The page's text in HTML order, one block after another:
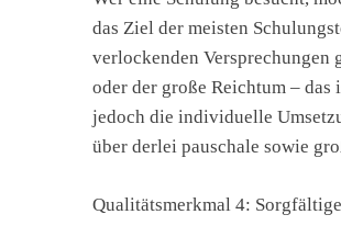
das Ziel der meisten
verlockenden Versprechungen
oder der große Reichtum –
jedoch die individuelle
über derlei pauschale sowie
Qualitätsmerkmal 4: